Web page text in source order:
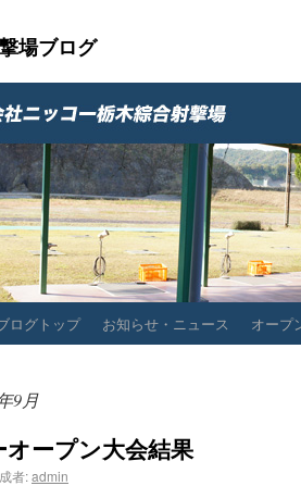
場ブログ
ログトップ お知らせ・ニュース オープ
9月
オープン大会結果
者:admin